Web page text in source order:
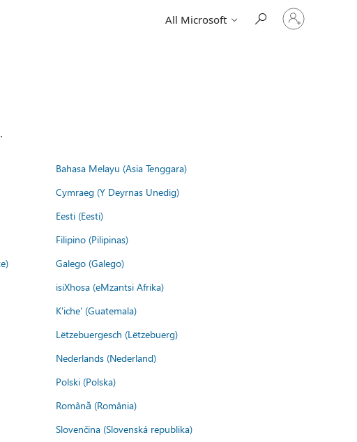
All Microsoft
Sign
in
Bahasa Melayu (Asia Tenggara)
Cymraeg (Y Deyrnas Unedig)
Eesti (Eesti)
Filipino (Pilipinas)
Galego (Galego)
isiXhosa (eMzantsi Afrika)
K'iche' (Guatemala)
Lëtzebuergesch (Lëtzebuerg)
Nederlands (Nederland)
Polski (Polska)
Română (România)
Slovenčina (Slovenská republika)